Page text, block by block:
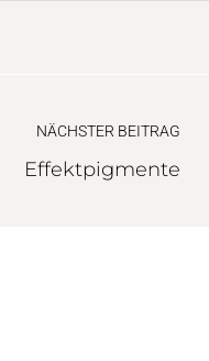
NÄCHSTER BEITRAG
Effektpigmente